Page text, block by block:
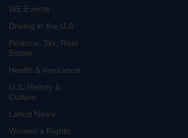
WE Events
Driving in the U.S
Finance, Tax, Real
Estate
Health & Insurance
U.S. History &
Culture
Latest News
Women's Rights